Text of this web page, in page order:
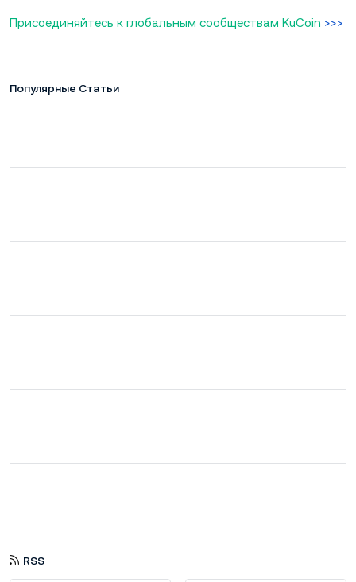
Присоединяйтесь к глобальным сообществам KuCoin >>>
Популярные Статьи
RSS